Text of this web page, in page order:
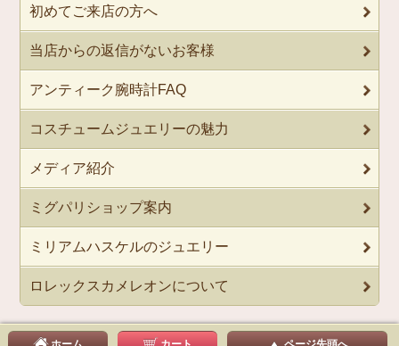
初めてご来店の方へ
当店からの返信がないお客様
アンティーク腕時計FAQ
コスチュームジュエリーの魅力
メディア紹介
ミグパリショップ案内
ミリアムハスケルのジュエリー
ロレックスカメレオンについて